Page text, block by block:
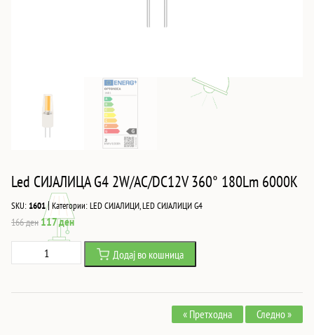
Led СИJАЛИЦА G4 2W/AC/DC12V 360° 180Lm 6000K
SKU:1601|Категории:LED СИЈАЛИЦИ,LED СИЈАЛИЦИ G4
166ден Original
price
was:
117денCurrent
price
117 ден.
СИJАЛИЦА
Додај во кошница
« Претходна Следно »